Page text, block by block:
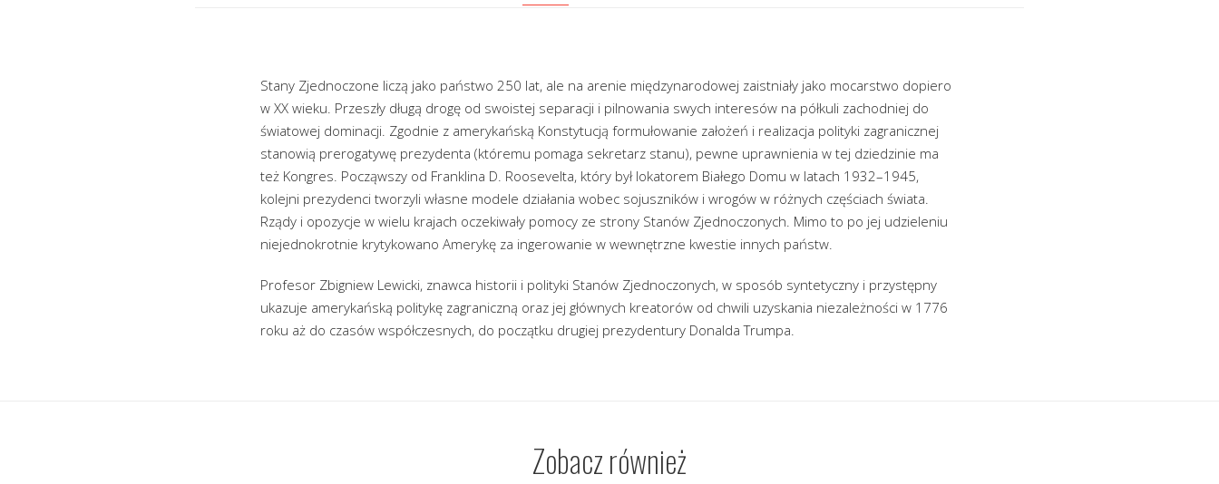
Stany Zjednoczone liczą jako państwo 250 lat, ale na arenie międzynarodowej zaistniały jako mocarstwo dopiero
w XX wieku. Przeszły długą drogę od swoistej separacji i pilnowania swych interesów na półkuli zachodniej do
światowej dominacji. Zgodnie z amerykańską Konstytucją formułowanie założeń i realizacja polityki zagranicznej
stanowią prerogatywę prezydenta (któremu pomaga sekretarz stanu), pewne uprawnienia w tej dziedzinie ma
też Kongres. Począwszy od Franklina D. Roosevelta, który był lokatorem Białego Domu w latach 1932–1945,
kolejni prezydenci tworzyli własne modele działania wobec sojuszników i wrogów w różnych częściach świata.
Rządy i opozycje w wielu krajach oczekiwały pomocy ze strony Stanów Zjednoczonych. Mimo to po jej udzieleniu
niejednokrotnie krytykowano Amerykę za ingerowanie w wewnętrzne kwestie innych państw.
Profesor Zbigniew Lewicki, znawca historii i polityki Stanów Zjednoczonych, w sposób syntetyczny i przystępny
ukazuje amerykańską politykę zagraniczną oraz jej głównych kreatorów od chwili uzyskania niezależności w 1776
roku aż do czasów współczesnych, do początku drugiej prezydentury Donalda Trumpa.
Zobacz również